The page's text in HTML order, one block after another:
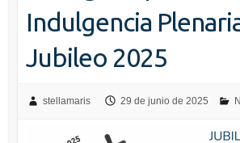
Indulgencia
Jubileo 2025
stellamaris 29 de junio de 2025